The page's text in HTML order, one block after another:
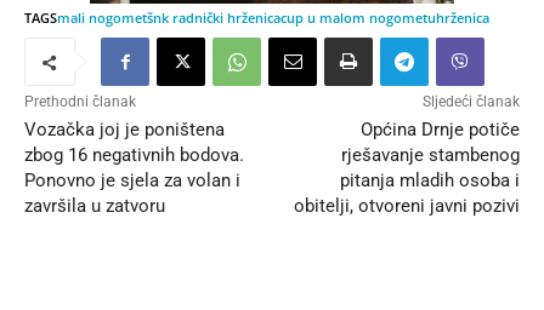
TAGSmali nogometšnk radnički hrženicacup u malom nogometuhrženica
Prethodni članak
Vozačka joj je poništena
zbog 16 negativnih bodova.
Ponovno je sjela za volan i
završila u zatvoru
Sljedeći članak
Općina Drnje potiče
rješavanje stambenog
pitanja mladih osoba i
obitelji, otvoreni javni pozivi